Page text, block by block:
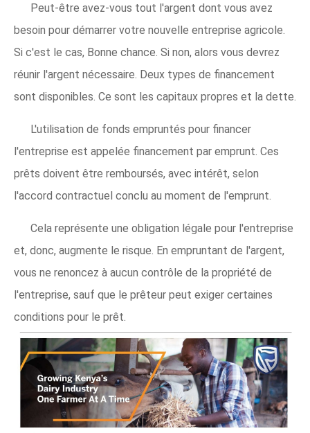
Peut-être avez-vous tout l'argent dont vous avez
besoin pour démarrer votre nouvelle entreprise agricole.
Si c'est le cas, Bonne chance. Si non, alors vous devrez
réunir l'argent nécessaire. Deux types de financement
sont disponibles. Ce sont les capitaux propres et la dette.
L'utilisation de fonds empruntés pour financer
l'entreprise est appelée financement par emprunt. Ces
prêts doivent être remboursés, avec intérêt, selon
l'accord contractuel conclu au moment de l'emprunt.
Cela représente une obligation légale pour l'entreprise
et, donc, augmente le risque. En empruntant de l'argent,
vous ne renoncez à aucun contrôle de la propriété de
l'entreprise, sauf que le prêteur peut exiger certaines
conditions pour le prêt.